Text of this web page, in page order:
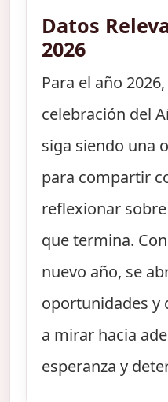
Datos
2026
Para el año
celebración del
siga siendo una
para compartir
reflexionar
que termina.
nuevo año, se
oportunidades y
a mirar hacia
esperanza y